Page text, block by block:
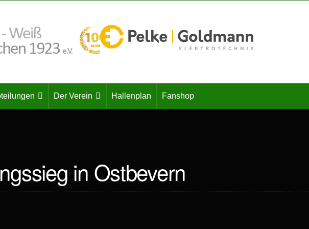
Der Verein Hallenplan Fanshop
in Ostbevern